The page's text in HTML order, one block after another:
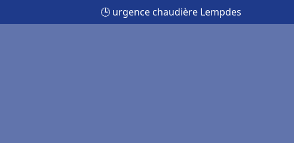
🕒 urgence chaudière Lempdes